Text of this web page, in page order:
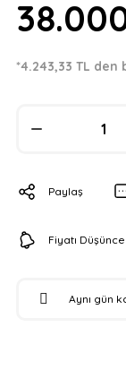
*4.243,33 TL
Paylaş
Fiyatı
Aynı gün